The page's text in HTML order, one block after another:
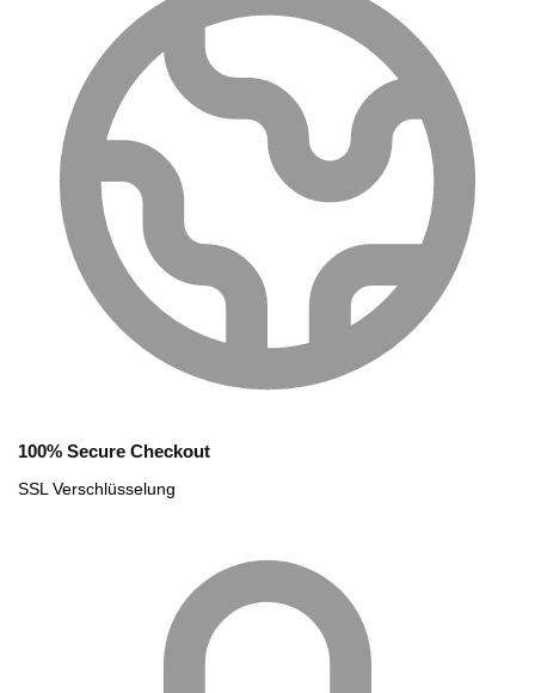
100% Secure Checkout
SSL Verschlüsselung